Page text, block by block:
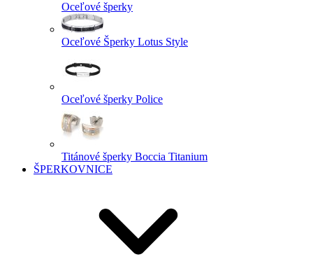
Oceľové šperky
Oceľové Šperky Lotus Style
Oceľové šperky Police
Titánové šperky Boccia Titanium
ŠPERKOVNICE